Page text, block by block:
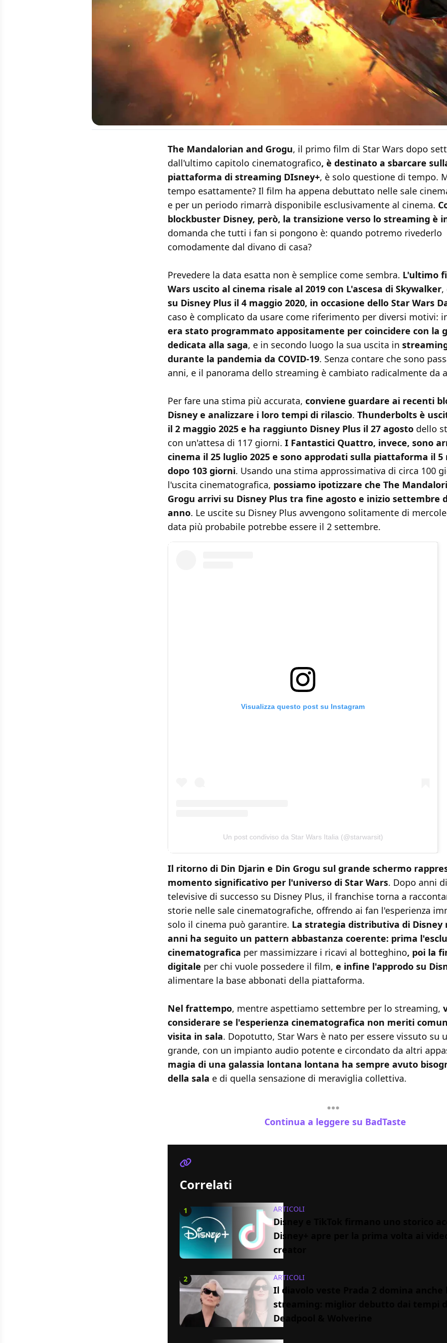
The Mandalorian and Grogu, il primo film di Star Wars dopo
dall'ultimo capitolo cinematografico, è destinato a sbarcare
piattaforma di streaming DIsney+, è solo questione di tempo.
tempo esattamente? Il film ha appena debuttato nelle sale
e per un periodo rimarrà disponibile esclusivamente al cinema.
blockbuster Disney, però, la transizione verso lo streaming è
domanda che tutti i fan si pongono è: quando potremo rivederlo
comodamente dal divano di casa?
Prevedere la data esatta non è semplice come sembra. L'ultimo
Wars uscito al cinema risale al 2019 con L'ascesa di Skywalker,
su Disney Plus il 4 maggio 2020, in occasione dello Star Wars
caso è complicato da usare come riferimento per diversi motivi:
era stato programmato appositamente per coincidere con la
dedicata alla saga, e in secondo luogo la sua uscita in
durante la pandemia da COVID-19. Senza contare che sono
anni, e il panorama dello streaming è cambiato radicalmente da
Per fare una stima più accurata, conviene guardare ai recenti
Disney e analizzare i loro tempi di rilascio. Thunderbolts è
il 2 maggio 2025 e ha raggiunto Disney Plus il 27 agosto dello
con un'attesa di 117 giorni. I Fantastici Quattro, invece, sono
cinema il 25 luglio 2025 e sono approdati sulla piattaforma il 5
dopo 103 giorni. Usando una stima approssimativa di circa 100
l'uscita cinematografica, possiamo ipotizzare che The
Grogu arrivi su Disney Plus tra fine agosto e inizio settembre
anno. Le uscite su Disney Plus avvengono solitamente di
data più probabile potrebbe essere il 2 settembre.
Visualizza questo post su Instagram
Un post condiviso da Star Wars Italia (@starwarsit)
Il ritorno di Din Djarin e Din Grogu sul grande schermo
momento significativo per l'universo di Star Wars. Dopo anni
televisive di successo su Disney Plus, il franchise torna a
storie nelle sale cinematografiche, offrendo ai fan l'esperienza
solo il cinema può garantire. La strategia distributiva di
anni ha seguito un pattern abbastanza coerente: prima
cinematografica per massimizzare i ricavi al botteghino, poi la
digitale per chi vuole possedere il film, e infine l'approdo su
alimentare la base abbonati della piattaforma.
Nel frattempo, mentre aspettiamo settembre per lo streaming,
considerare se l'esperienza cinematografica non meriti
visita in sala. Dopotutto, Star Wars è nato per essere vissuto su
grande, con un impianto audio potente e circondato da altri
magia di una galassia lontana lontana ha sempre avuto
della sala e di quella sensazione di meraviglia collettiva.
Continua a leggere su BadTaste
Correlati
1 ARTICOLI
Disney e TikTok firmano uno storico
Disney+ apre per la prima volta ai video
creator
2 ARTICOLI
Il diavolo veste Prada 2 domina anche lo
streaming: miglior debutto dai tempi di
Deadpool & Wolverine